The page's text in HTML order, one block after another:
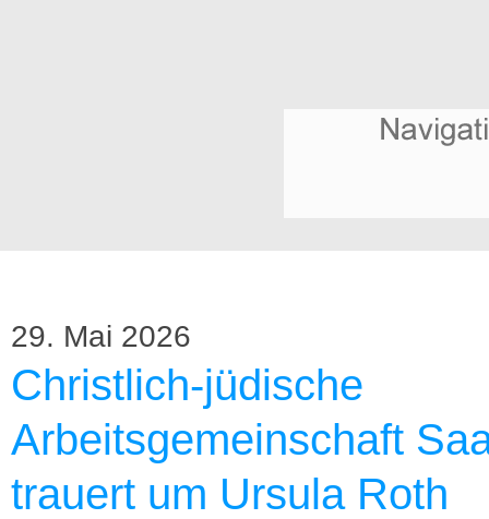
29. Mai 2026
Christlich-jüdische
Arbeitsgemeinschaft
trauert um Ursula Roth